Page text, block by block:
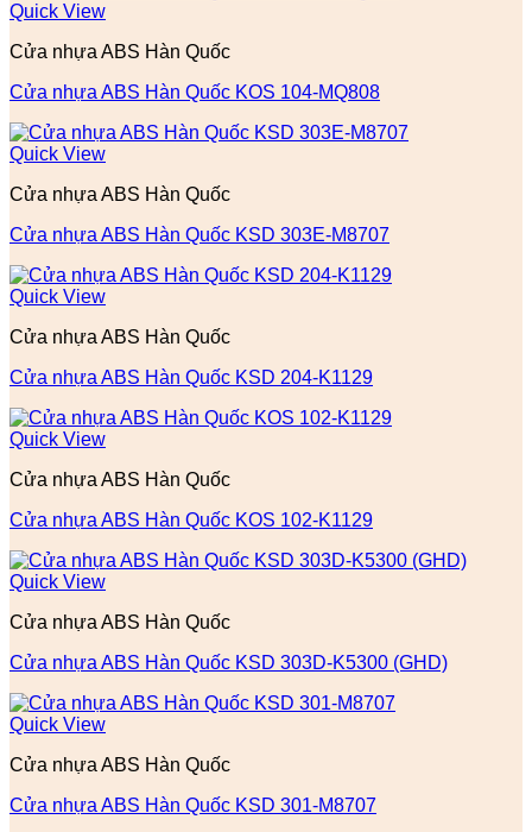
Quick View
Cửa nhựa ABS Hàn Quốc
Cửa nhựa ABS Hàn Quốc KOS 104-MQ808
Quick View
Cửa nhựa ABS Hàn Quốc
Cửa nhựa ABS Hàn Quốc KSD 303E-M8707
Quick View
Cửa nhựa ABS Hàn Quốc
Cửa nhựa ABS Hàn Quốc KSD 204-K1129
Quick View
Cửa nhựa ABS Hàn Quốc
Cửa nhựa ABS Hàn Quốc KOS 102-K1129
Quick View
Cửa nhựa ABS Hàn Quốc
Cửa nhựa ABS Hàn Quốc KSD 303D-K5300 (GHD)
Quick View
Cửa nhựa ABS Hàn Quốc
Cửa nhựa ABS Hàn Quốc KSD 301-M8707